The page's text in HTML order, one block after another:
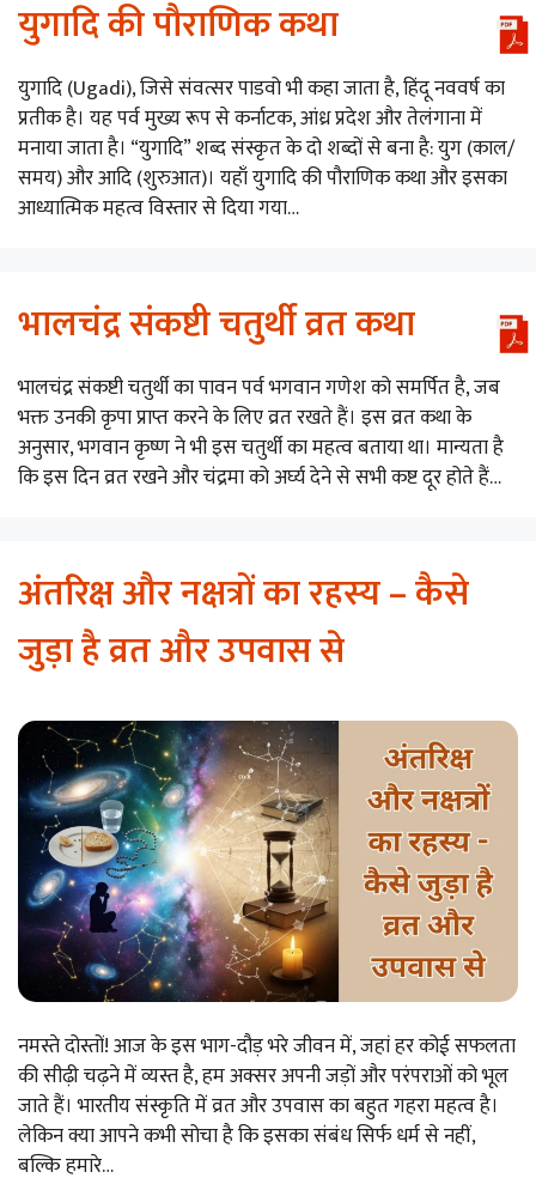
युगादि की पौराणिक कथा
युगादि (Ugadi), जिसे संवत्सर पाडवो भी कहा जाता है, हिंदू नववर्ष का
प्रतीक है। यह पर्व मुख्य रूप से कर्नाटक, आंध्र प्रदेश और तेलंगाना में
मनाया जाता है। “युगादि” शब्द संस्कृत के दो शब्दों से बना है: युग (काल/
समय) और आदि (शुरुआत)। यहाँ युगादि की पौराणिक कथा और इसका
आध्यात्मिक महत्व विस्तार से दिया गया…
भालचंद्र संकष्टी चतुर्थी व्रत कथा
भालचंद्र संकष्टी चतुर्थी का पावन पर्व भगवान गणेश को समर्पित है, जब
भक्त उनकी कृपा प्राप्त करने के लिए व्रत रखते हैं। इस व्रत कथा के
अनुसार, भगवान कृष्ण ने भी इस चतुर्थी का महत्व बताया था। मान्यता है
कि इस दिन व्रत रखने और चंद्रमा को अर्घ्य देने से सभी कष्ट दूर होते हैं…
अंतरिक्ष और नक्षत्रों का रहस्य – कैसे
जुड़ा है व्रत और उपवास से
नमस्ते दोस्तों! आज के इस भाग-दौड़ भरे जीवन में, जहां हर कोई सफलता
की सीढ़ी चढ़ने में व्यस्त है, हम अक्सर अपनी जड़ों और परंपराओं को भूल
जाते हैं। भारतीय संस्कृति में व्रत और उपवास का बहुत गहरा महत्व है।
लेकिन क्या आपने कभी सोचा है कि इसका संबंध सिर्फ धर्म से नहीं,
बल्कि हमारे…